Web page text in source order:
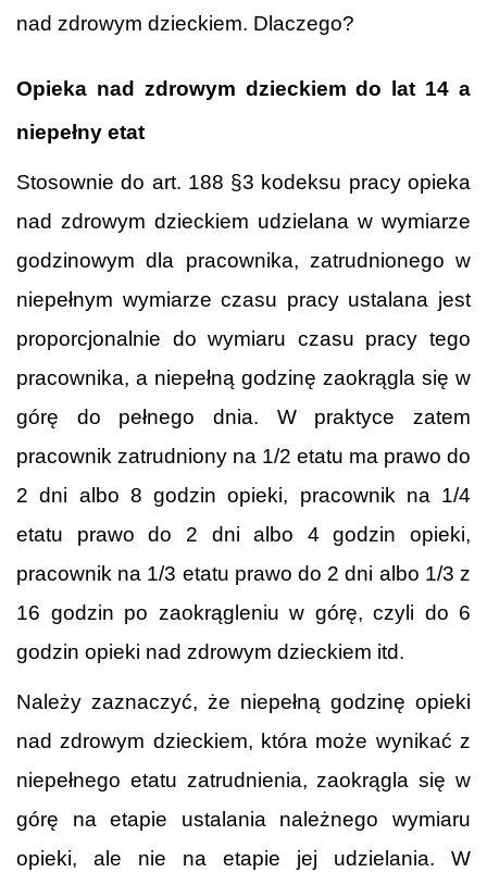
nad zdrowym dzieckiem. Dlaczego?
Opieka nad zdrowym dzieckiem do lat 14 a
niepełny etat
Stosownie do art. 188 §3 kodeksu pracy opieka
nad zdrowym dzieckiem udzielana w wymiarze
godzinowym dla pracownika, zatrudnionego w
niepełnym wymiarze czasu pracy ustalana jest
proporcjonalnie do wymiaru czasu pracy tego
pracownika, a niepełną godzinę zaokrągla się w
górę do pełnego dnia. W praktyce zatem
pracownik zatrudniony na 1/2 etatu ma prawo do
2 dni albo 8 godzin opieki, pracownik na 1/4
etatu prawo do 2 dni albo 4 godzin opieki,
pracownik na 1/3 etatu prawo do 2 dni albo 1/3 z
16 godzin po zaokrągleniu w górę, czyli do 6
godzin opieki nad zdrowym dzieckiem itd.
Należy zaznaczyć, że niepełną godzinę opieki
nad zdrowym dzieckiem, która może wynikać z
niepełnego etatu zatrudnienia, zaokrągla się w
górę na etapie ustalania należnego wymiaru
opieki, ale nie na etapie jej udzielania. W